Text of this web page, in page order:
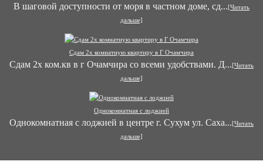
В шаговой доступности от моря в частном доме, сд...[Читать
дальше]
Сдам 2х комнатную квартиру в Г Очамчира
Сдам 2х ком.кв в г Очамчира со всеми удобствами. Д...[Читать
дальше]
Однокомнатная с лоджией
Однокомнатная с лоджией в центре г. Сухум ул. Саха...[Читать
дальше]